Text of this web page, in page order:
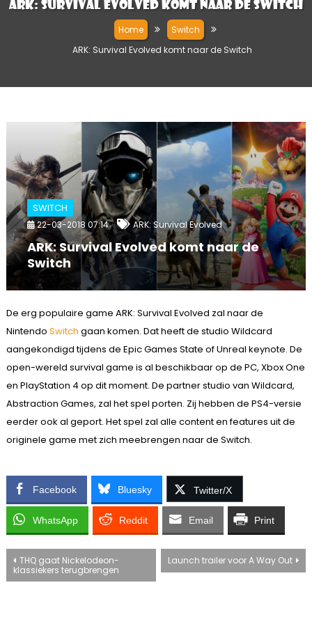
ARK: Survival Evolved komt naar de Switch
Home
Switch
ARK: Survival Evolved komt naar de Switch
SWITCH
22-03-2018 07:14 ARK: Survival Evolved
ARK: Survival Evolved komt naar de
Switch
De erg populaire game ARK: Survival Evolved zal naar de
Nintendo Switch gaan komen. Dat heeft de studio Wildcard
aangekondigd tijdens de Epic Games State of Unreal keynote. De
open-wereld survival game is al beschikbaar op de PC, Xbox One
en PlayStation 4 op dit moment. De partner studio van Wildcard,
Abstraction Games, zal het spel porten. Zij hebben de PS4-versie
eerder ook al geport. Het spel zal alle content en features uit de
originele game met zich meebrengen naar de Switch.
Facebook Bluesky Twitter/X
WhatsApp Reddit Email Print
Bericht
THQ gaat Nickelodeon-
klassiekers terugbrengen
Launch trailer voor A Way Out